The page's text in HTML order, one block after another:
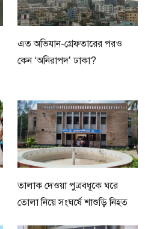
এত অভিযান-গ্রেফতারের পরও
কেন ‘অনিরাপদ’ ঢাকা?
তালাক দেওয়া পুত্রবধূকে ঘরে
তোলা নিয়ে সংঘর্ষে শাশুড়ি নিহত